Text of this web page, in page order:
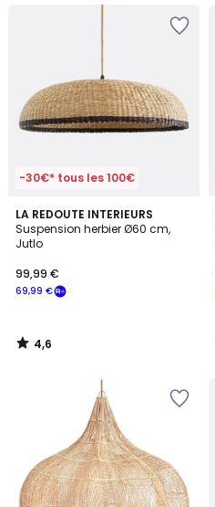
-30€* tous les 100€
LA REDOUTE INTERIEURS
Suspension herbier Ø60 cm,
Jutlo
69,99 €
99,99 €
4,6
/ 5
4,6
/